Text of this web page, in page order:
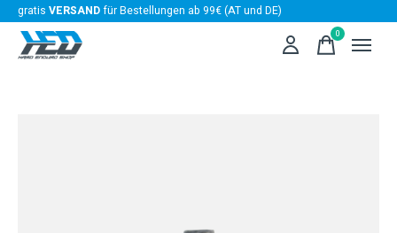
gratis VERSANDfür Bestellungen ab 99€ (AT und DE)
0items